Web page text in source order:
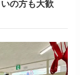
の方も大歓